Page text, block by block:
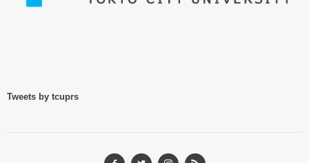
Tweets by tcuprs